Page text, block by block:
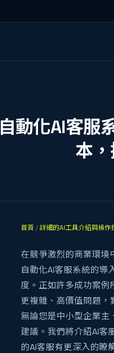
自動化AI客服
本
首頁 / 詳細的AI工具介紹與操作
在競爭激烈的商業環境
自動化AI客服系統的導
度。正如許多成功案例
更複雜、高價值問題，
無論您是中小型企業主
建議。我們將介紹AI客
的AI客服有更深入的瞭